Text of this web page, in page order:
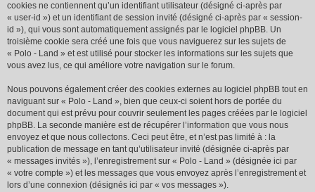
cookies ne contiennent qu’un identifiant utilisateur (désigné ci-après par
« user-id ») et un identifiant de session invité (désigné ci-après par « session-
id »), qui vous sont automatiquement assignés par le logiciel phpBB. Un
troisième cookie sera créé une fois que vous naviguerez sur les sujets de
« Polo - Land » et est utilisé pour stocker les informations sur les sujets que
vous avez lus, ce qui améliore votre navigation sur le forum.
Nous pouvons également créer des cookies externes au logiciel phpBB tout en
naviguant sur « Polo - Land », bien que ceux-ci soient hors de portée du
document qui est prévu pour couvrir seulement les pages créées par le logiciel
phpBB. La seconde manière est de récupérer l’information que vous nous
envoyez et que nous collectons. Ceci peut être, et n’est pas limité à : la
publication de message en tant qu’utilisateur invité (désignée ci-après par
« messages invités »), l’enregistrement sur « Polo - Land » (désignée ici par
« votre compte ») et les messages que vous envoyez après l’enregistrement et
lors d’une connexion (désignés ici par « vos messages »).